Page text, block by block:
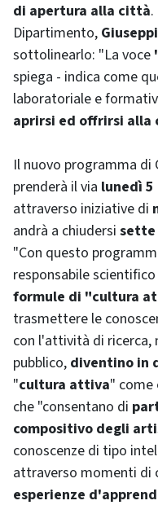
di apertura alla città
Dipartimento,
sottolinearlo: "La voce
spiega - indica come
laboratoriale e
aprirsi ed offrirsi alla
Il nuovo programma di
prenderà il via lunedì 5
attraverso iniziative di
andrà a chiudersi sette
"Con questo
responsabile
formule di "cultura
trasmettere le
con l'attività di ricerca,
pubblico, diventino in
"cultura attiva"
che "consentano di
compositivo degli
conoscenze di tipo
attraverso momenti
esperienze